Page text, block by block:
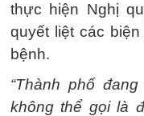
thực hiện Nghị
quyết liệt các
bệnh.
“Thành phố
không thể gọi là